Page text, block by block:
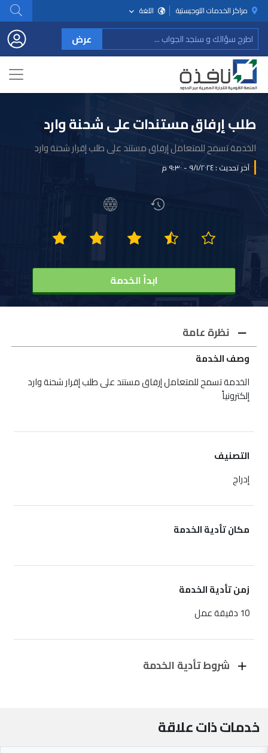
مراكز الخدمات اللوجيستية اللغة
عرض
طلب إرفاق مستندات على شحنة وارد
الخدمة تسمح للمتعامل إرفاق مستند على طلب إقرار شحنة وارد
آخر تحديث : ٩/١/٢٠٢٤ - ٩:٣٠ م
ابدأ الخدمة
نظرة عامة
وصف الخدمة
الخدمة تسمح للمتعامل إرفاق مستند على طلب إقرار شحنة وارد
إلكترونياً
التصنيف
إدراج
مكان تأدية الخدمة
زمن تأدية الخدمة
10 دقيقة عمل
شروط تأدية الخدمة
خدمات ذات علاقة